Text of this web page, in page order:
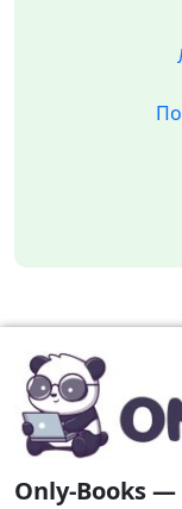
Only-Books